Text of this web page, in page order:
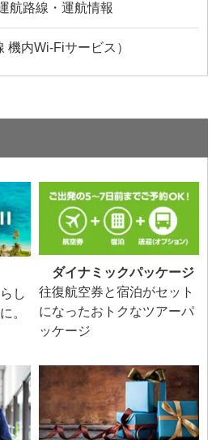
航路線・運航情報
内Wi-Fiサービス）
し
。
ダイナミックパッケージ
往復航空券と宿泊がセット
になったおトクなツアーパ
ッケージ